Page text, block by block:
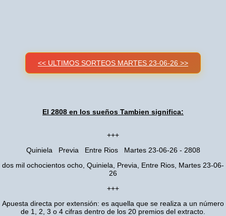
<< ULTIMOS SORTEOS MARTES 23-06-26 >>
El 2808 en los sueños Tambien significa:
+++
Quiniela Previa Entre Rios Martes 23-06-26 - 2808
dos mil ochocientos ocho, Quiniela, Previa, Entre Rios, Martes 23-06-
26
+++
Apuesta directa por extensión: es aquella que se realiza a un número
de 1, 2, 3 o 4 cifras dentro de los 20 premios del extracto.